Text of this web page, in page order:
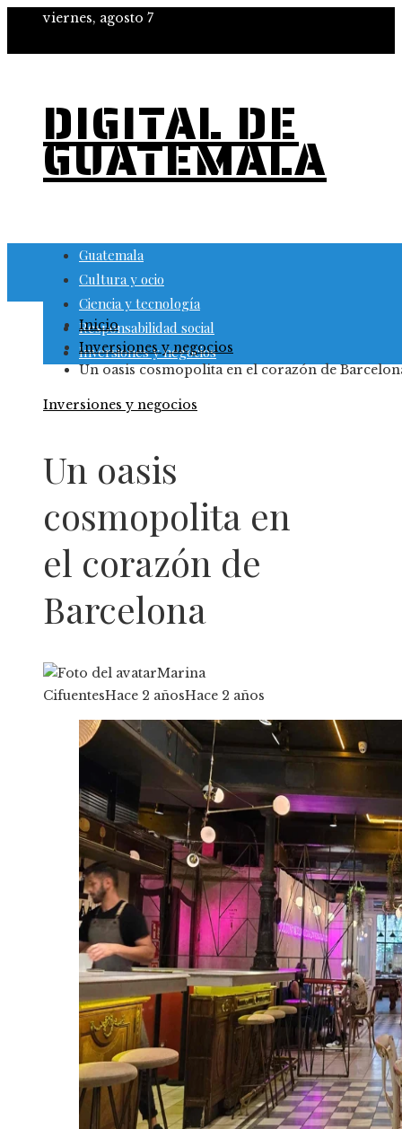
viernes, agosto 7
DIGITAL DE
GUATEMALA
Guatemala
Cultura y ocio
Ciencia y tecnología
Responsabilidad social
Inversiones y negocios
Inicio
Inversiones y negocios
Un oasis cosmopolita en el corazón de
Inversiones y negocios
Un oasis
cosmopolita en
el corazón de
Barcelona
Marina
CifuentesHace 2 añosHace 2 años